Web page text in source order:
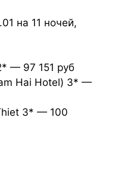
на 11 ночей,
— 97 151 руб
Hai Hotel) 3* —
3* — 100